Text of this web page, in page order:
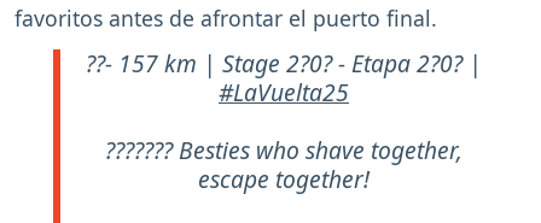
favoritos antes de afrontar el puerto final.
??- 157 km | Stage 2?0? - Etapa 2?0? |
#LaVuelta25
??????? Besties who shave together,
escape together!